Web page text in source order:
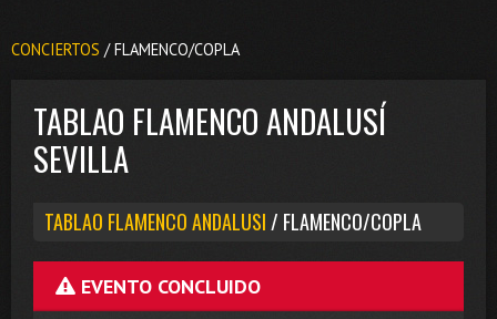
CONCIERTOS / FLAMENCO/COPLA
TABLAO FLAMENCO ANDALUSÍ
SEVILLA
TABLAO FLAMENCO ANDALUSI / FLAMENCO/COPLA
EVENTO CONCLUIDO